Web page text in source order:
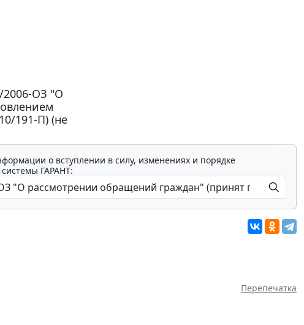
2006-ОЗ "О
191-П) (не
о вступлении в силу, изменениях и порядке
ГАРАНТ:
Перепечатка